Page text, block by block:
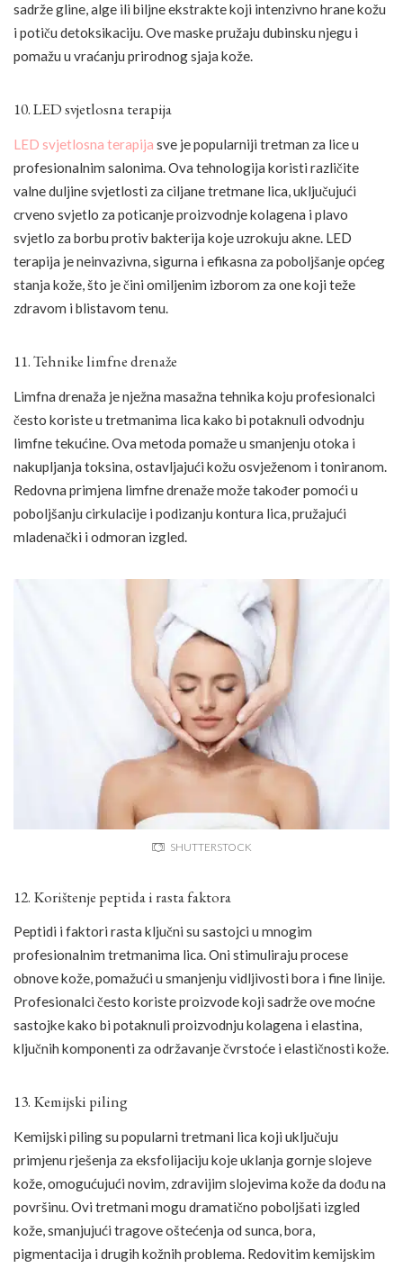
sadrže gline, alge ili biljne ekstrakte koji intenzivno hrane kožu
i potiču detoksikaciju. Ove maske pružaju dubinsku njegu i
pomažu u vraćanju prirodnog sjaja kože.
10. LED svjetlosna terapija
LED svjetlosna terapija sve je popularniji tretman za lice u
profesionalnim salonima. Ova tehnologija koristi različite
valne duljine svjetlosti za ciljane tretmane lica, uključujući
crveno svjetlo za poticanje proizvodnje kolagena i plavo
svjetlo za borbu protiv bakterija koje uzrokuju akne. LED
terapija je neinvazivna, sigurna i efikasna za poboljšanje općeg
stanja kože, što je čini omiljenim izborom za one koji teže
zdravom i blistavom tenu.
11. Tehnike limfne drenaže
Limfna drenaža je nježna masažna tehnika koju profesionalci
često koriste u tretmanima lica kako bi potaknuli odvodnju
limfne tekućine. Ova metoda pomaže u smanjenju otoka i
nakupljanja toksina, ostavljajući kožu osvježenom i toniranom.
Redovna primjena limfne drenaže može također pomoći u
poboljšanju cirkulacije i podizanju kontura lica, pružajući
mladenački i odmoran izgled.
SHUTTERSTOCK
12. Korištenje peptida i rasta faktora
Peptidi i faktori rasta ključni su sastojci u mnogim
profesionalnim tretmanima lica. Oni stimuliraju procese
obnove kože, pomažući u smanjenju vidljivosti bora i fine linije.
Profesionalci često koriste proizvode koji sadrže ove moćne
sastojke kako bi potaknuli proizvodnju kolagena i elastina,
ključnih komponenti za održavanje čvrstoće i elastičnosti kože.
13. Kemijski piling
Kemijski piling su popularni tretmani lica koji uključuju
primjenu rješenja za eksfolijaciju koje uklanja gornje slojeve
kože, omogućujući novim, zdravijim slojevima kože da dođu na
površinu. Ovi tretmani mogu dramatično poboljšati izgled
kože, smanjujući tragove oštećenja od sunca, bora,
pigmentacija i drugih kožnih problema. Redovitim kemijskim